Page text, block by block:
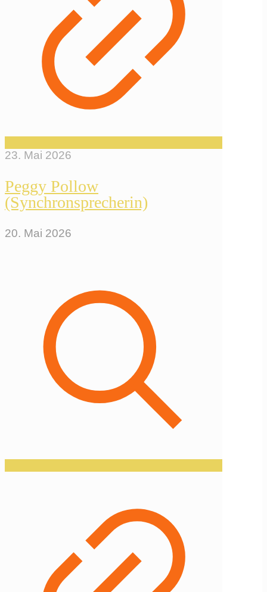
23. Mai 2026
Peggy Pollow
(Synchronsprecherin)
20. Mai 2026